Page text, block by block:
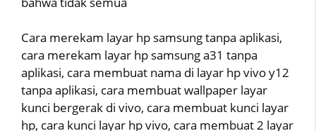
Cara merekam layar hp samsung tanpa aplikasi,
cara merekam layar hp samsung a31 tanpa
aplikasi, cara membuat nama di layar hp vivo y12
tanpa aplikasi, cara membuat wallpaper layar
kunci bergerak di vivo, cara membuat kunci layar
hp, cara kunci layar hp vivo, cara membuat 2 layar